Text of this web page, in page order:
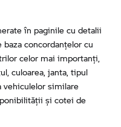
în paginile cu detalii
concordanțelor cu
celor mai importanți,
culoarea, janta, tipul
vehiculelor similare
și cotei de